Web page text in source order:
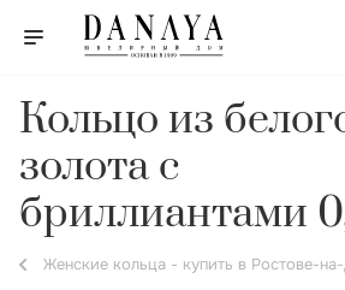
Кольцо из
золота с
бриллиантами
Женские кольца - купить в Ростове-